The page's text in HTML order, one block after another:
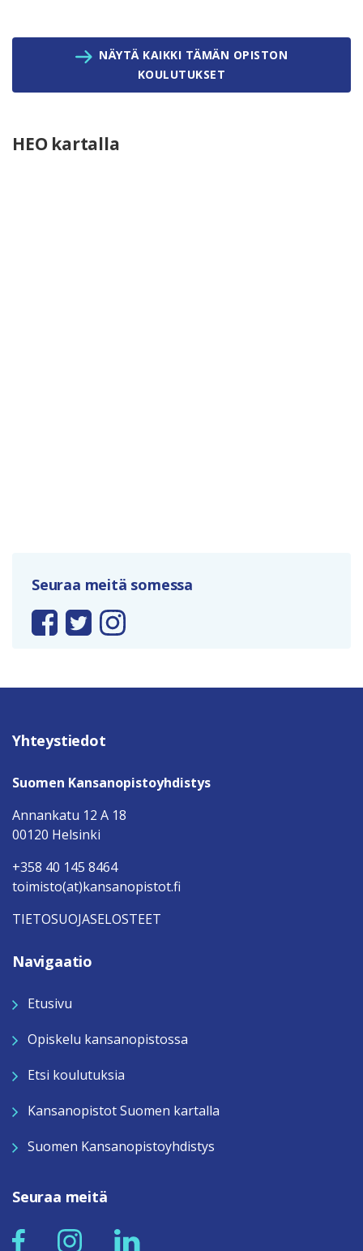
NÄYTÄ KAIKKI TÄMÄN OPISTON
KOULUTUKSET
HEO kartalla
Seuraa meitä somessa
Yhteystiedot
Suomen Kansanopistoyhdistys
Annankatu 12 A 18
00120 Helsinki
+358 40 145 8464
toimisto(at)kansanopistot.fi
TIETOSUOJASELOSTEET
Navigaatio
Etusivu
Opiskelu kansanopistossa
Etsi koulutuksia
Kansanopistot Suomen kartalla
Suomen Kansanopistoyhdistys
Seuraa meitä